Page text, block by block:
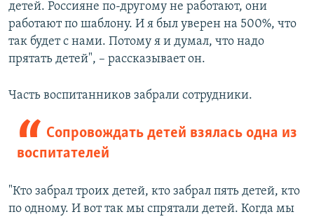
детей. Россияне по-другому не работают, они
работают по шаблону. И я был уверен на 500%, что
так будет с нами. Потому я и думал, что надо
прятать детей", – рассказывает он.
Часть воспитанников забрали сотрудники.
Сопровождать детей взялась одна из
воспитателей
"Кто забрал троих детей, кто забрал пять детей, кто
по одному. И вот так мы спрятали детей. Когда мы